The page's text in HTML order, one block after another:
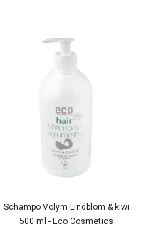
Schampo Volym Lindblom & kiwi
500 ml - Eco Cosmetics